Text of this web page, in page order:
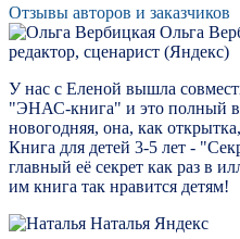
Отзывы авторов и заказчиков
Ольга
редактор, сценарист (Яндекс)
У нас с Еленой вышла
"ЭНАС-книга" и это полный
новогодняя, она, как
Книга для детей 3-5 лет -
главный её секрет как раз в
им книга так нравится детям!
Наталья Яндекс